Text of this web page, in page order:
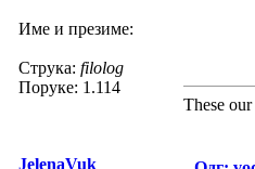
Име и презиме:
Струка: filolog
Поруке: 1.114
These
JelenaVuk